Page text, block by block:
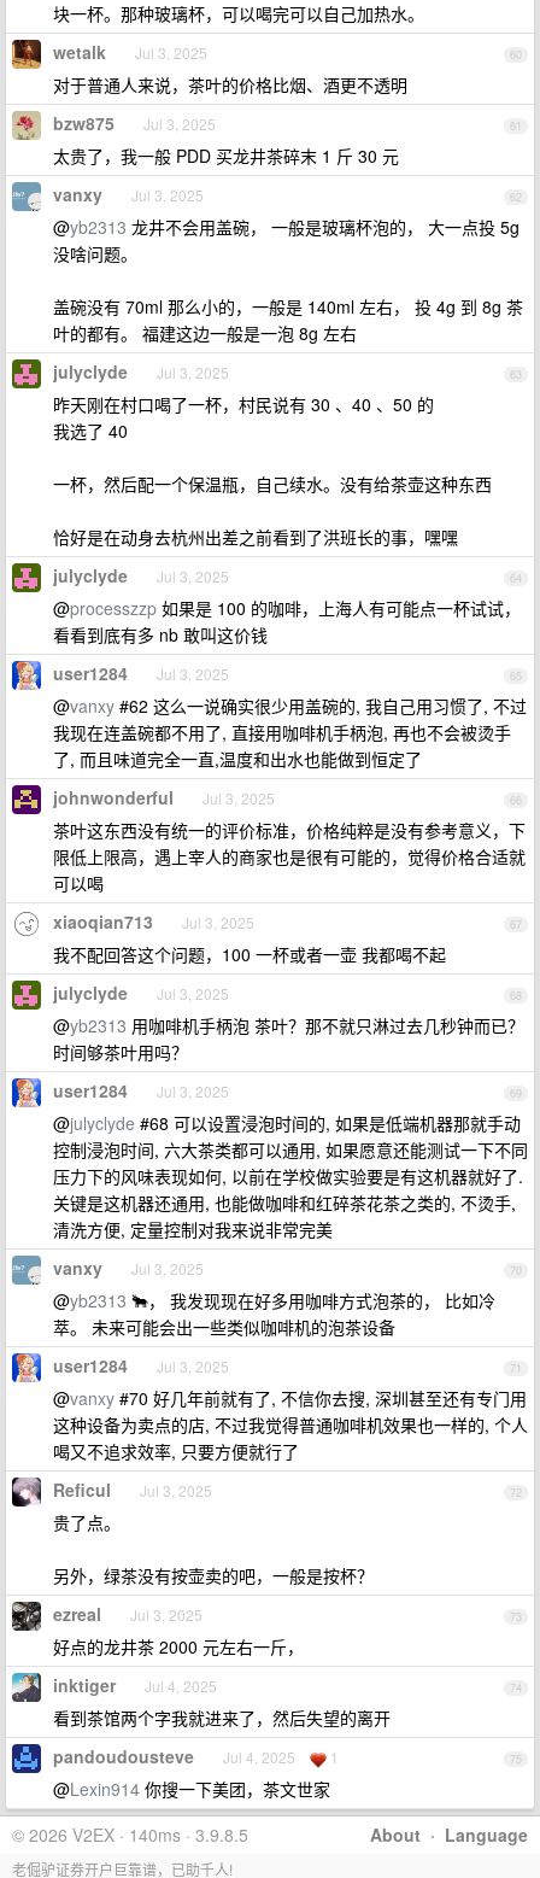
块一杯。那种玻璃杯，可以喝完可以自己加热水。
60
wetalk Jul 3, 2025
对于普通人来说，茶叶的价格比烟、酒更不透明
61
bzw875 Jul 3, 2025
太贵了，我一般 PDD 买龙井茶碎末 1 斤 30 元
62
vanxy Jul 3, 2025
@yb2313 龙井不会用盖碗， 一般是玻璃杯泡的， 大一点投 5g
没啥问题。
盖碗没有 70ml 那么小的，一般是 140ml 左右， 投 4g 到 8g 茶
叶的都有。 福建这边一般是一泡 8g 左右
63
julyclyde Jul 3, 2025
昨天刚在村口喝了一杯，村民说有 30 、40 、50 的
我选了 40
一杯，然后配一个保温瓶，自己续水。没有给茶壶这种东西
恰好是在动身去杭州出差之前看到了洪班长的事，嘿嘿
64
julyclyde Jul 3, 2025
@processzzp 如果是 100 的咖啡，上海人有可能点一杯试试，
看看到底有多 nb 敢叫这价钱
65
user1284 Jul 3, 2025
@vanxy #62 这么一说确实很少用盖碗的, 我自己用习惯了, 不过
我现在连盖碗都不用了, 直接用咖啡机手柄泡, 再也不会被烫手
了, 而且味道完全一直,温度和出水也能做到恒定了
66
johnwonderful Jul 3, 2025
茶叶这东西没有统一的评价标准，价格纯粹是没有参考意义，下
限低上限高，遇上宰人的商家也是很有可能的，觉得价格合适就
可以喝
67
xiaoqian713 Jul 3, 2025
我不配回答这个问题，100 一杯或者一壶 我都喝不起
68
julyclyde Jul 3, 2025
@yb2313 用咖啡机手柄泡 茶叶？那不就只淋过去几秒钟而已？
时间够茶叶用吗？
69
user1284 Jul 3, 2025
@julyclyde #68 可以设置浸泡时间的, 如果是低端机器那就手动
控制浸泡时间, 六大茶类都可以通用, 如果愿意还能测试一下不同
压力下的风味表现如何, 以前在学校做实验要是有这机器就好了.
关键是这机器还通用, 也能做咖啡和红碎茶花茶之类的, 不烫手,
清洗方便, 定量控制对我来说非常完美
70
vanxy Jul 3, 2025
@yb2313 🐂， 我发现现在好多用咖啡方式泡茶的， 比如冷
萃。 未来可能会出一些类似咖啡机的泡茶设备
71
user1284 Jul 3, 2025
@vanxy #70 好几年前就有了, 不信你去搜, 深圳甚至还有专门用
这种设备为卖点的店, 不过我觉得普通咖啡机效果也一样的, 个人
喝又不追求效率, 只要方便就行了
72
Reficul Jul 3, 2025
贵了点。
另外，绿茶没有按壶卖的吧，一般是按杯？
73
ezreal Jul 3, 2025
好点的龙井茶 2000 元左右一斤，
74
inktiger Jul 4, 2025
看到茶馆两个字我就进来了，然后失望的离开
75
pandoudousteve Jul 4, 2025 1
@Lexin914 你搜一下美团，茶文世家
About · Language
© 2026 V2EX · 140ms · 3.9.8.5
老倔驴证券开户巨靠谱，已助千人!